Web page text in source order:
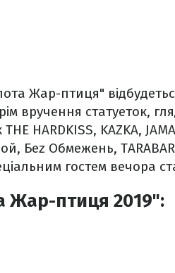
Жар-птиця"
вручення статуеток,
HARDKISS, KAZKA,
Беz Обмежень,
гостем вечора
Жар-птиця 2019":